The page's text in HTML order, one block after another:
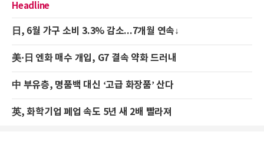
Headline
日, 6월 가구 소비 3.3% 감소...7개월 연속↓
美·日 엔화 매수 개입, G7 결속 약화 드러내
中 부유층, 명품백 대신 ‘고급 화장품’ 산다
英, 화학기업 폐업 속도 5년 새 2배 빨라져